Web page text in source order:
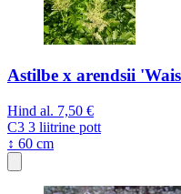
Astilbe x arendsii
Hind al. 7,50 €
C3 3 liitrine pott
↕ 60 cm